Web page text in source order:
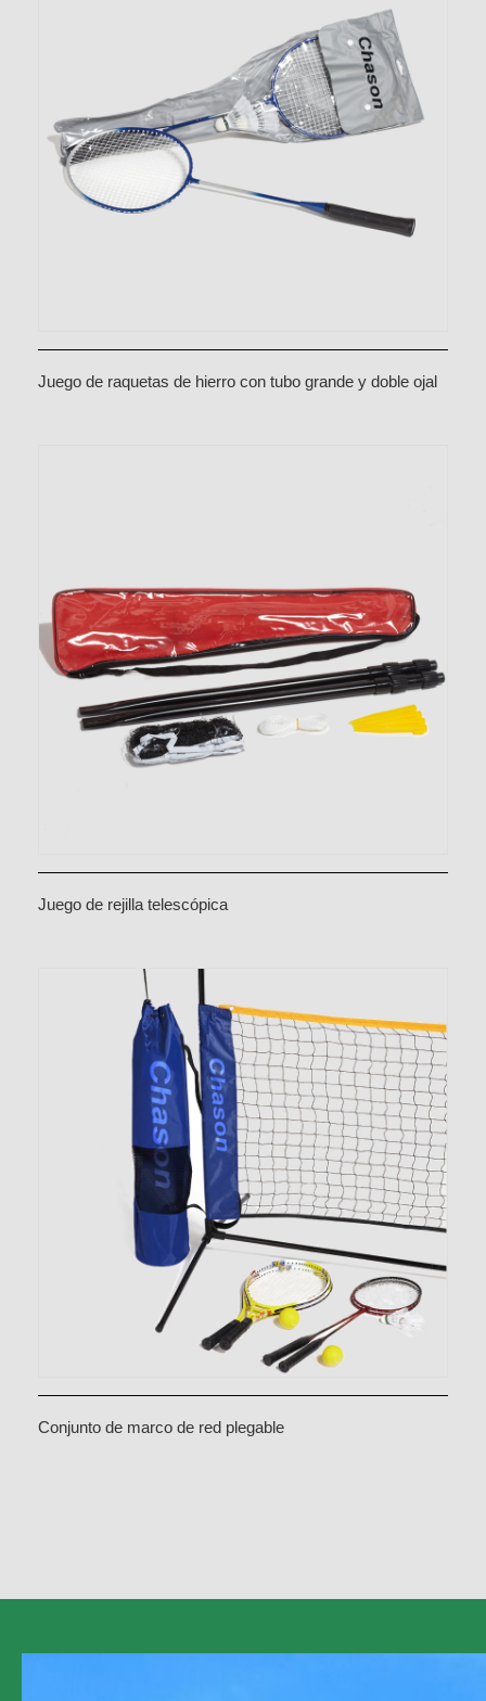
Juego de raquetas de hierro con tubo grande y doble ojal
Juego de rejilla telescópica
Conjunto de marco de red plegable